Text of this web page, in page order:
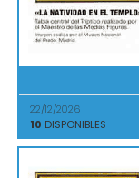
22/12/2026
10 DISPONIBLES